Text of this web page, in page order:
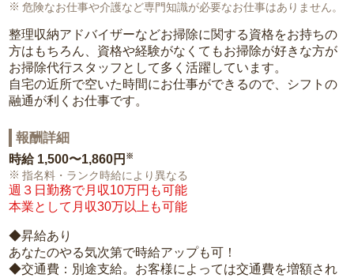
危険なお仕事や介護など専門知識が必要なお仕事はありません。
整理収納アドバイザーなどお掃除に関する資格をお持ちの
方はもちろん、資格や経験がなくてもお掃除が好きな方が
お掃除代行スタッフとして多く活躍しています。
自宅の近所で空いた時間にお仕事ができるので、シフトの
融通が利くお仕事です。
報酬詳細
時給 1,500〜1,860円 ※
指名料・ランク時給により異なる
週３日勤務で月収10万円も可能
本業として月収30万以上も可能
◆昇給あり
あなたのやる気次第で時給アップも可！
◆交通費：別途支給。お客様によっては交通費を増額され